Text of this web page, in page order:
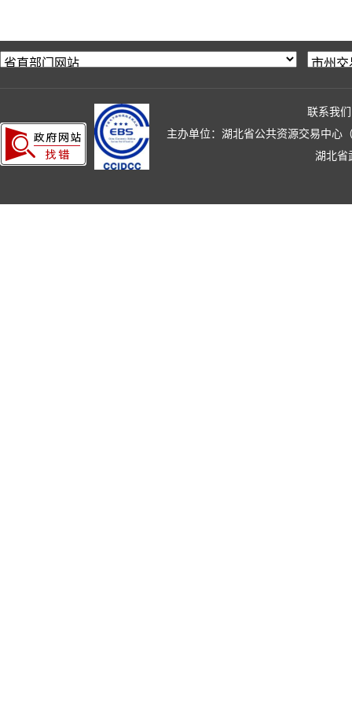
联系我们
主办单位：湖北省公共资源交易中心
湖北省